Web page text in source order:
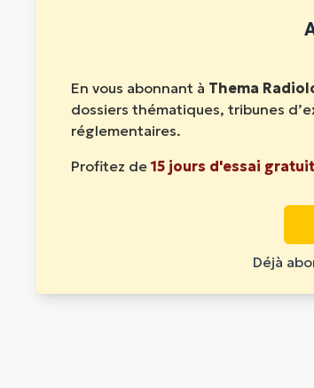
En vous abonnant à Thema
dossiers thématiques, tribunes
réglementaires.
Profitez de 15 jours d'essai gratuit
Déjà